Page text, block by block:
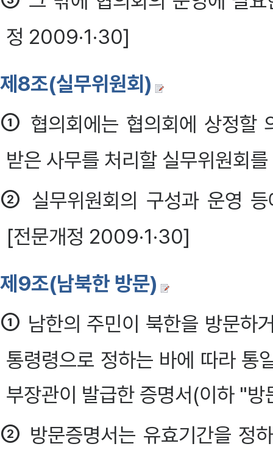
정 2009·1·30]
제8조(실무위원회)
① 협의회에는 협의회에 상정할
받은 사무를 처리할 실무위원회
② 실무위원회의 구성과 운영
[전문개정 2009·1·30]
제9조(남북한 방문)
① 남한의 주민이 북한을 방문하
통령령으로 정하는 바에 따라 통
부장관이 발급한 증명서(이하 "
② 방문증명서는 유효기간을 정